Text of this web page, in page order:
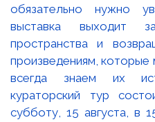
обязательно нужно
выставка выходит
пространства и
произведениям, которые
всегда знаем их
кураторский тур
субботу, 15 августа, в